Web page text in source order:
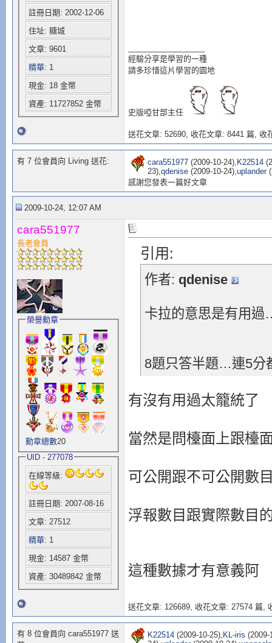
註冊日期: 2002-12-06
住址: 糖城
文章: 9601
精華: 1
現金: 18 金幣
資產: 11727852 金幣
經驗分享是學習的一種
請多珍惜這片學習的園地
史版啞甘部主任
送花文章: 52690, 收花文章: 8441 篇, 收
有 7 位會員向 Living 送花: cara551977(2009-10-24), K22514
23),qdenise(2009-10-24),uplander
感謝您發表一篇好文章
2009-10-24, 12:07 AM
cara551977
長老會員
榮譽勳章
勳章總數20
UID - 277078
在線等級:
註冊日期: 2007-08-16
文章: 27512
精華: 1
現金: 14587 金幣
資產: 30489842 金幣
引用:
作者: qdenise
卡拉的意思是有用
8題只答半題…連5分
有沒有用過太籠統了
當然是問檯面上跟檯
可公開跟不可公開數
浮報數目跟實際數目
這種數據才有意義阿
送花文章: 126689, 收花文章: 27574 篇,
有 8 位會員向 cara551977 送
K22514(2009-10-25), KL-iris (2009-